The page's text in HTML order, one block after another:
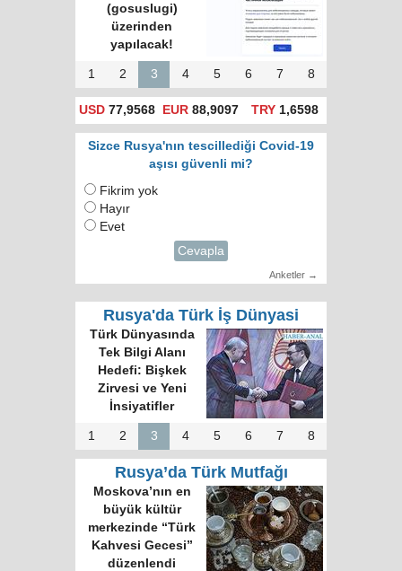
(gosuslugi)
üzerinden
yapılacak!
1 2 3 4 5 6 7 8
USD 77,9568 EUR 88,9097 TRY1,6598
Sizce Rusya'nın tescillediği Covid-19
aşısı güvenli mi?
Fikrim yok
Hayır
Evet
Cevapla
Anketler →
Rusya'da Türk İş Dünyasi
Türk Dünyasında
Tek Bilgi Alanı
Hedefi: Bişkek
Zirvesi ve Yeni
İnsiyatifler
1 2 3 4 5 6 7 8
Rusya’da Türk Mutfağı
Moskova’nın en
büyük kültür
merkezinde “Türk
Kahvesi Gecesi”
düzenlendi